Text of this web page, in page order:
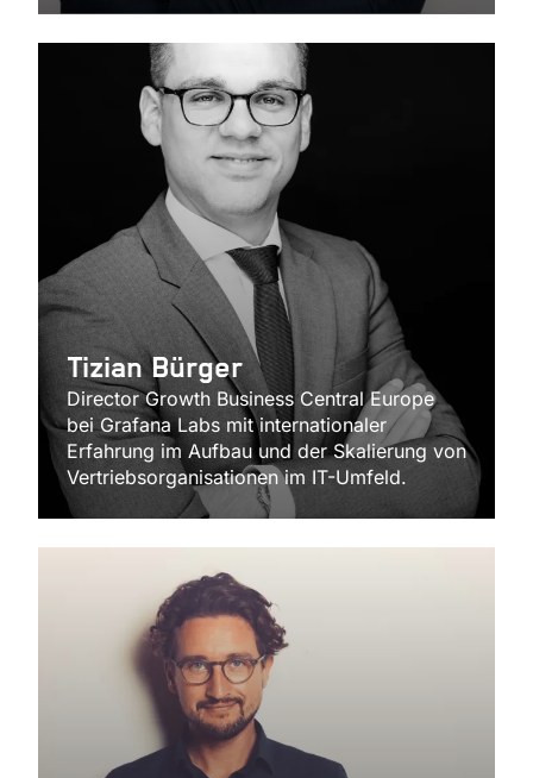
Tizian Bürger
Director Growth Business Central Europe
bei Grafana Labs mit internationaler
Erfahrung im Aufbau und der Skalierung von
Vertriebsorganisationen im IT-Umfeld.